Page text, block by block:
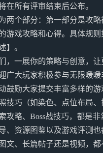
在所有评审结束后公布。
两个部分：第一部分是攻
游戏攻略和心得。具体规
】。
，一展你的策略与创意，
广大玩家积极参与无限暖
鼓励大家提交丰富多样的
技巧（如染色、点位布局
攻略、Boss战技巧，都是
、资源图鉴以及游戏评测
文、长篇帖子还是视频，都